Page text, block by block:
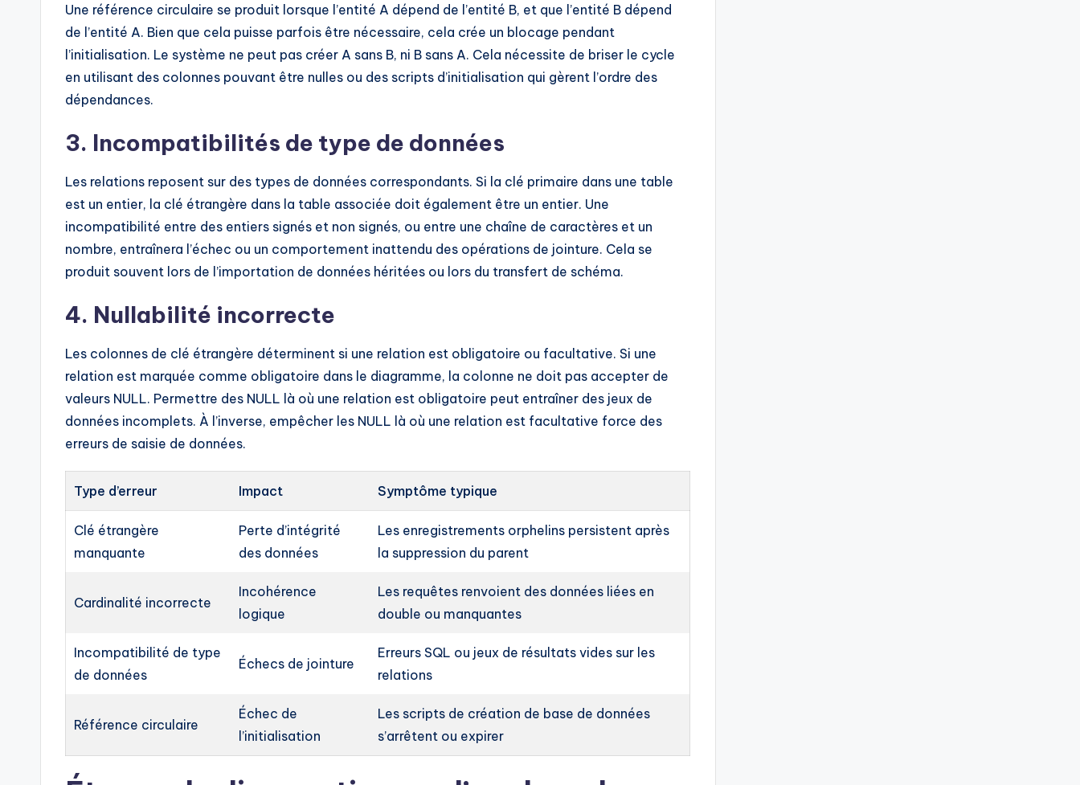
Une référence circulaire se produit lorsque l’entité A dépend de l’entité B, et que l’entité B dépend
de l’entité A. Bien que cela puisse parfois être nécessaire, cela crée un blocage pendant
l’initialisation. Le système ne peut pas créer A sans B, ni B sans A. Cela nécessite de briser le cycle
en utilisant des colonnes pouvant être nulles ou des scripts d’initialisation qui gèrent l’ordre des
dépendances.
3. Incompatibilités de type de données
Les relations reposent sur des types de données correspondants. Si la clé primaire dans une table
est un entier, la clé étrangère dans la table associée doit également être un entier. Une
incompatibilité entre des entiers signés et non signés, ou entre une chaîne de caractères et un
nombre, entraînera l’échec ou un comportement inattendu des opérations de jointure. Cela se
produit souvent lors de l’importation de données héritées ou lors du transfert de schéma.
4. Nullabilité incorrecte
Les colonnes de clé étrangère déterminent si une relation est obligatoire ou facultative. Si une
relation est marquée comme obligatoire dans le diagramme, la colonne ne doit pas accepter de
valeurs NULL. Permettre des NULL là où une relation est obligatoire peut entraîner des jeux de
données incomplets. À l’inverse, empêcher les NULL là où une relation est facultative force des
erreurs de saisie de données.
Type d’erreur Impact Symptôme typique
Clé étrangère
manquante
Perte d’intégrité
des données
Les enregistrements orphelins persistent après
la suppression du parent
Cardinalité incorrecte
Incohérence
logique
Les requêtes renvoient des données liées en
double ou manquantes
Incompatibilité de type
de données
Échecs de jointure
Erreurs SQL ou jeux de résultats vides sur les
relations
Référence circulaire
Échec de
l’initialisation
Les scripts de création de base de données
s’arrêtent ou expirer